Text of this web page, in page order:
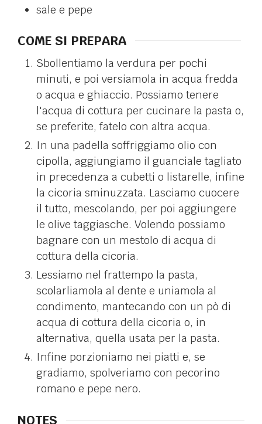
sale e pepe
COME SI PREPARA
Sbollentiamo la verdura per pochi
minuti, e poi versiamola in acqua fredda
o acqua e ghiaccio. Possiamo tenere
l'acqua di cottura per cucinare la pasta o,
se preferite, fatelo con altra acqua.
In una padella soffriggiamo olio con
cipolla, aggiungiamo il guanciale tagliato
in precedenza a cubetti o listarelle, infine
la cicoria sminuzzata. Lasciamo cuocere
il tutto, mescolando, per poi aggiungere
le olive taggiasche. Volendo possiamo
bagnare con un mestolo di acqua di
cottura della cicoria.
Lessiamo nel frattempo la pasta,
scolarliamola al dente e uniamola al
condimento, mantecando con un pò di
acqua di cottura della cicoria o, in
alternativa, quella usata per la pasta.
Infine porzioniamo nei piatti e, se
gradiamo, spolveriamo con pecorino
romano e pepe nero.
NOTES